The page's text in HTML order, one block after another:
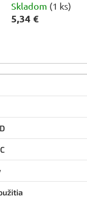
Skladom (1 ks)
5,34 €